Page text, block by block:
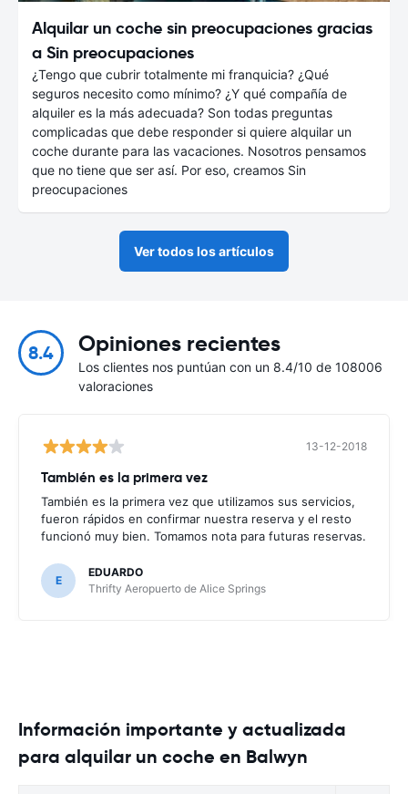
Alquilar un coche sin preocupaciones gracias
a Sin preocupaciones
¿Tengo que cubrir totalmente mi franquicia? ¿Qué
seguros necesito como mínimo? ¿Y qué compañía de
alquiler es la más adecuada? Son todas preguntas
complicadas que debe responder si quiere alquilar un
coche durante para las vacaciones. Nosotros pensamos
que no tiene que ser así. Por eso, creamos Sin
preocupaciones
Ver todos los artículos
8.4 Opiniones recientes
Los clientes nos puntúan con un 8.4/10 de 108006
valoraciones
13-12-2018
También es la primera vez
También es la primera vez que utilizamos sus servicios,
fueron rápidos en confirmar nuestra reserva y el resto
funcionó muy bien. Tomamos nota para futuras reservas.
E
EDUARDO
Thrifty Aeropuerto de Alice Springs
Información importante y actualizada
para alquilar un coche en Balwyn